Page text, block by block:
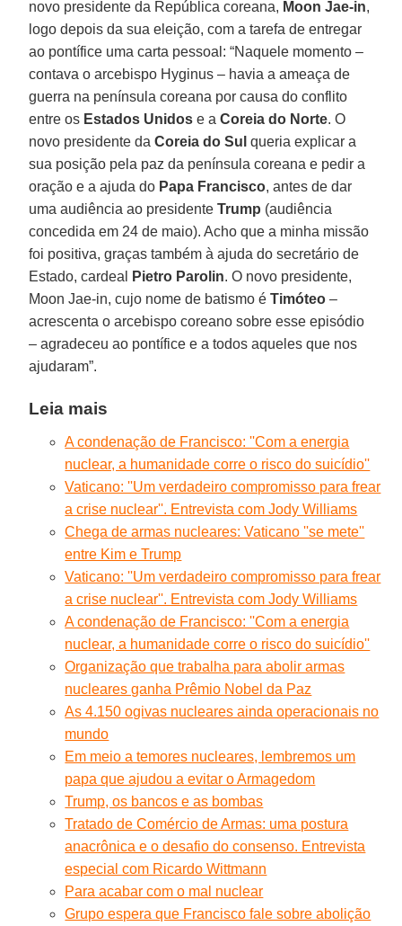
novo presidente da República coreana, Moon Jae-in,
logo depois da sua eleição, com a tarefa de entregar
ao pontífice uma carta pessoal: “Naquele momento –
contava o arcebispo Hyginus – havia a ameaça de
guerra na península coreana por causa do conflito
entre os Estados Unidos e aCoreia do Norte. O
novo presidente daCoreia do Sul queria explicar a
sua posição pela paz da península coreana e pedir a
oração e a ajuda do Papa Francisco, antes de dar
uma audiência ao presidenteTrump (audiência
concedida em 24 de maio). Acho que a minha missão
foi positiva, graças também à ajuda do secretário de
Estado, cardeal
Pietro Parolin. O novo presidente,
Moon Jae-in, cujo nome de batismo éTimóteo –
acrescenta o arcebispo coreano sobre esse episódio
– agradeceu ao pontífice e a todos aqueles que nos
ajudaram”.
Leia mais
A condenação de Francisco: ''Com a energia
nuclear, a humanidade corre o risco do suicídio''
Vaticano: ''Um verdadeiro compromisso para frear
a crise nuclear''. Entrevista com Jody Williams
Chega de armas nucleares: Vaticano ''se mete''
entre Kim e Trump
Vaticano: ''Um verdadeiro compromisso para frear
a crise nuclear''. Entrevista com Jody Williams
A condenação de Francisco: ''Com a energia
nuclear, a humanidade corre o risco do suicídio''
Organização que trabalha para abolir armas
nucleares ganha Prêmio Nobel da Paz
As 4.150 ogivas nucleares ainda operacionais no
mundo
Em meio a temores nucleares, lembremos um
papa que ajudou a evitar o Armagedom
Trump, os bancos e as bombas
Tratado de Comércio de Armas: uma postura
anacrônica e o desafio do consenso. Entrevista
especial com Ricardo Wittmann
Para acabar com o mal nuclear
Grupo espera que Francisco fale sobre abolição